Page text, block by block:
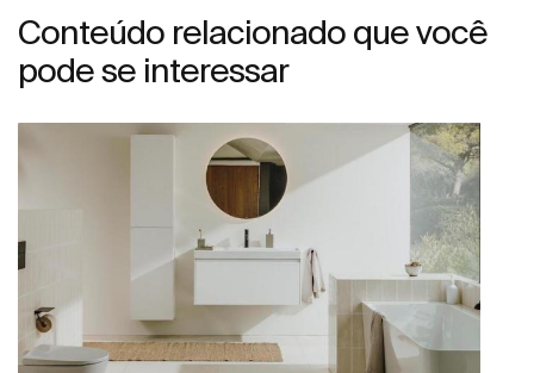
Conteúdo relacionado que você
pode se interessar